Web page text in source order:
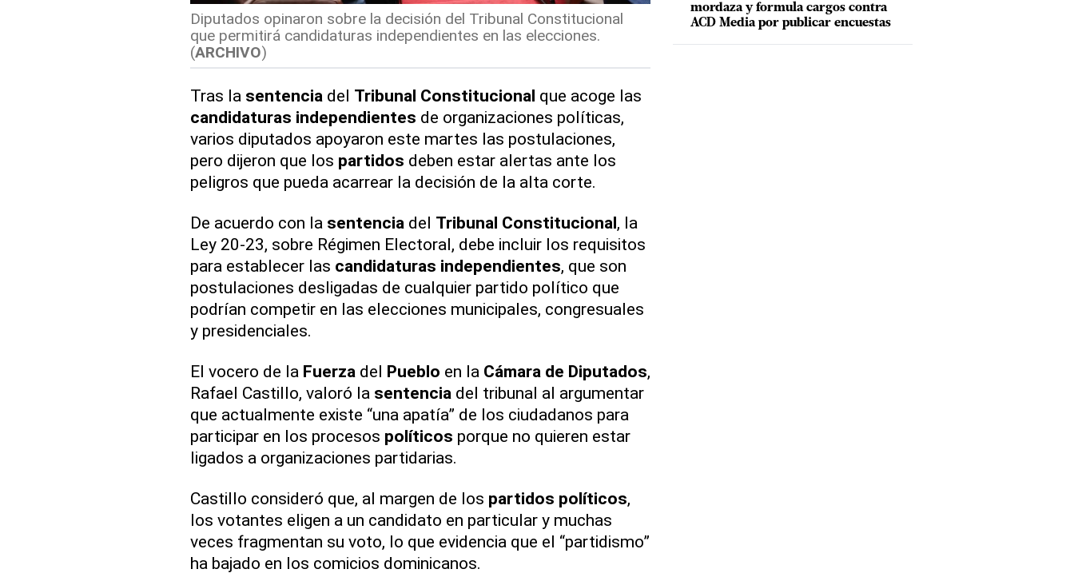
Diputados opinaron sobre la decisión del Tribunal Constitucional
que permitirá candidaturas independientes en las elecciones.
(ARCHIVO)
Tras la sentencia del Tribunal Constitucional que acoge las
candidaturas independientes de organizaciones políticas,
varios diputados apoyaron este martes las postulaciones,
pero dijeron que los partidos deben estar alertas ante los
peligros que pueda acarrear la decisión de la alta corte.
De acuerdo con la sentencia del Tribunal Constitucional, la
Ley 20-23, sobre Régimen Electoral, debe incluir los requisitos
para establecer las candidaturas independientes, que son
postulaciones desligadas de cualquier partido político que
podrían competir en las elecciones municipales, congresuales
y presidenciales.
El vocero de la Fuerza del Pueblo en la Cámara de Diputados,
Rafael Castillo, valoró la sentencia del tribunal al argumentar
que actualmente existe “una apatía” de los ciudadanos para
participar en los procesos políticos porque no quieren estar
ligados a organizaciones partidarias.
Castillo consideró que, al margen de los partidos políticos,
los votantes eligen a un candidato en particular y muchas
veces fragmentan su voto, lo que evidencia que el “partidismo”
ha bajado en los comicios dominicanos.
mordaza y formula cargos contra
ACD Media por publicar encuestas